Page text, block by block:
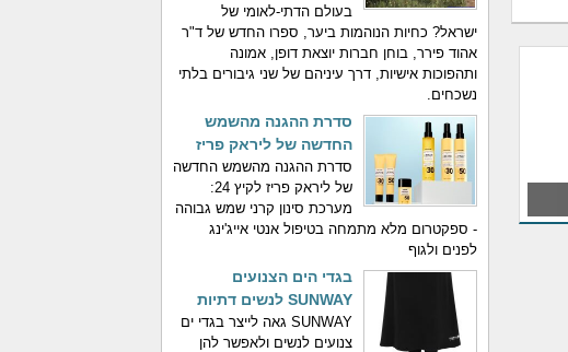
בעולם הדתי-לאומי של
ישראל? כחיות הנוהמות ביער, ספרו החדש של ד"ר
אהוד פירר, בוחן חברות יוצאת דופן, אמונה
ותהפוכות אישיות, דרך עיניהם של שני גיבורים בלתי
נשכחים.
סדרת ההגנה מהשמש
החדשה של ליראק פריז
סדרת ההגנה מהשמש החדשה
של ליראק פריז לקיץ 24:
מערכת סינון קרני שמש גבוהה
- ספקטרום מלא מתמחה בטיפול אנטי אייג'ינג
לפנים ולגוף
בגדי הים הצנועים
SUNWAY לנשים דתיות
SUNWAY גאה לייצר בגדי ים
צנועים לנשים ולאפשר להן